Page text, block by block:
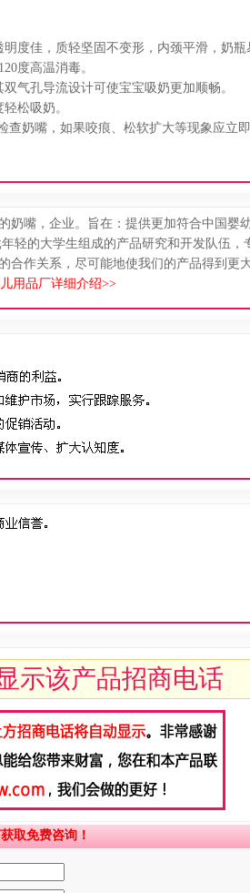
度佳，质轻坚固不变形，内颈平滑，奶瓶
度高温消毒。
气孔导流设计可使宝宝吸奶更加顺畅。
松吸奶。
奶嘴，如果咬痕、松软扩大等现象应立
奶嘴，企业。旨在：提供更加符合中国婴
轻的大学生组成的产品研究和开发队伍，
合作关系，尽可能地使我们的产品得到更
用品厂详细介绍>>
示该产品招商电话
取免费咨询！